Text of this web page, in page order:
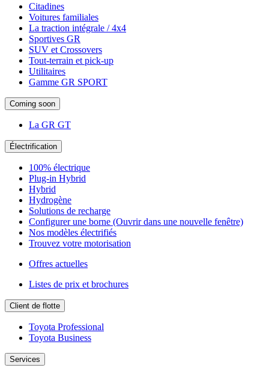
Citadines
Voitures familiales
La traction intégrale / 4x4
Sportives GR
SUV et Crossovers
Tout-terrain et pick-up
Utilitaires
Gamme GR SPORT
Coming soon
La GR GT
Électrification
100% électrique
Plug-in Hybrid
Hybrid
Hydrogène
Solutions de recharge
Configurer une borne (Ouvrir dans une nouvelle fenêtre)
Nos modèles électrifiés
Trouvez votre motorisation
Offres actuelles
Listes de prix et brochures
Client de flotte
Toyota Professional
Toyota Business
Services